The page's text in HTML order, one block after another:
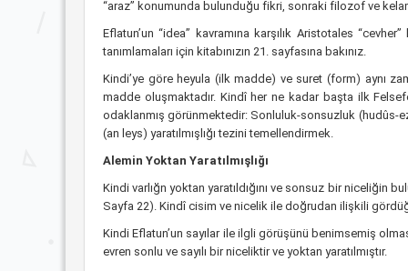
“araz” konumunda bulunduğu fikri, sonraki filozof ve
Eflatun’un “idea” kavramına karşılık Aristotales
tanımlamaları için kitabınızın 21. sayfasına bakınız.
Kindi’ye göre heyula (ilk madde) ve suret (form) aynı
madde oluşmaktadır. Kindî her ne kadar başta ilk
odaklanmış görünmektedir: Sonluluk-sonsuzluk (hudûs-
(an leys) yaratılmışlığı tezini temellendirmek.
Alemin Yoktan Yaratılmışlığı
Kindi varlığn yoktan yaratıldığını ve sonsuz bir niceliğin
Sayfa 22). Kindî cisim ve nicelik ile doğrudan ilişkili
Kindi Eflatun’un sayılar ile ilgli görüşünü benimsemiş
evren sonlu ve sayılı bir niceliktir ve yoktan yaratılmıştır.